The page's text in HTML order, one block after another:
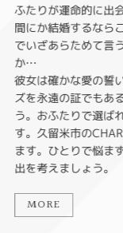
ふたりが運命的に出
間にか結婚するなら
でいざあらためて言
か…
彼女は確かな愛の誓
ズを永遠の証でもあ
う。おふたりで選ば
す。久留米市の
ます。ひとりで悩ま
出を考えましょう。
MORE